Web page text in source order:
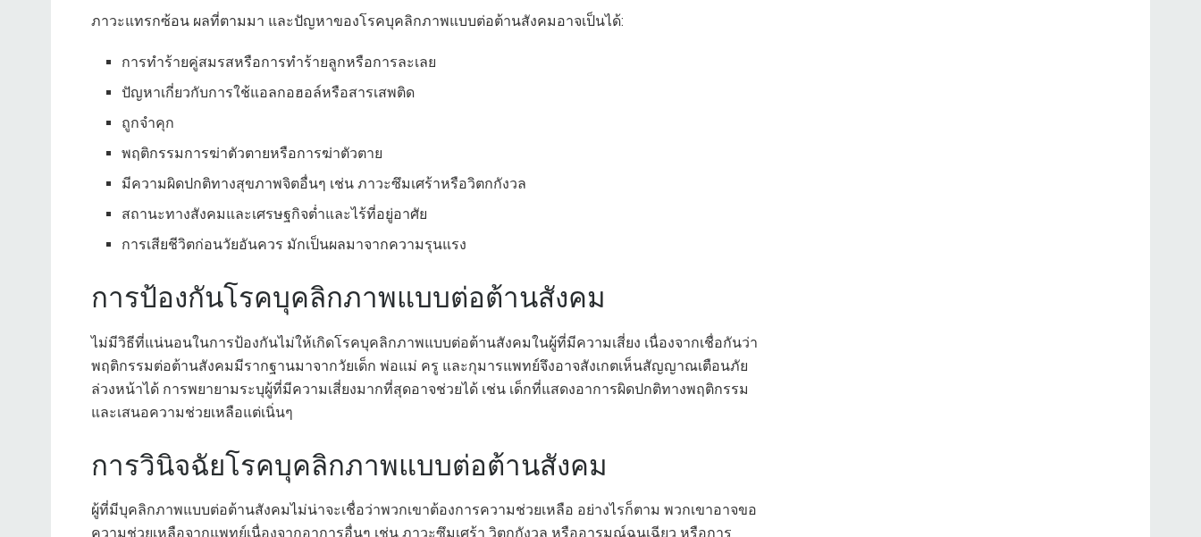
ภาวะแทรกซ้อน ผลที่ตามมา และปัญหาของโรคบุคลิกภาพแบบต่อต้านสังคมอาจเป็นได้:
การทำร้ายคู่สมรสหรือการทำร้ายลูกหรือการละเลย
ปัญหาเกี่ยวกับการใช้แอลกอฮอล์หรือสารเสพติด
ถูกจำคุก
พฤติกรรมการฆ่าตัวตายหรือการฆ่าตัวตาย
มีความผิดปกติทางสุขภาพจิตอื่นๆ เช่น ภาวะซึมเศร้าหรือวิตกกังวล
สถานะทางสังคมและเศรษฐกิจต่ำและไร้ที่อยู่อาศัย
การเสียชีวิตก่อนวัยอันควร มักเป็นผลมาจากความรุนแรง
การป้องกันโรคบุคลิกภาพแบบต่อต้านสังคม
ไม่มีวิธีที่แน่นอนในการป้องกันไม่ให้เกิดโรคบุคลิกภาพแบบต่อต้านสังคมในผู้ที่มีความเสี่ยง เนื่องจากเชื่อกันว่า
พฤติกรรมต่อต้านสังคมมีรากฐานมาจากวัยเด็ก พ่อแม่ ครู และกุมารแพทย์จึงอาจสังเกตเห็นสัญญาณเตือนภัย
ล่วงหน้าได้ การพยายามระบุผู้ที่มีความเสี่ยงมากที่สุดอาจช่วยได้ เช่น เด็กที่แสดงอาการผิดปกติทางพฤติกรรม
และเสนอความช่วยเหลือแต่เนิ่นๆ
การวินิจฉัยโรคบุคลิกภาพแบบต่อต้านสังคม
ผู้ที่มีบุคลิกภาพแบบต่อต้านสังคมไม่น่าจะเชื่อว่าพวกเขาต้องการความช่วยเหลือ อย่างไรก็ตาม พวกเขาอาจขอ
ความช่วยเหลือจากแพทย์เนื่องจากอาการอื่นๆ เช่น ภาวะซึมเศร้า วิตกกังวล หรืออารมณ์ฉุนเฉียว หรือการ